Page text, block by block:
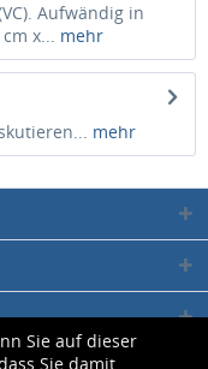
Sie auf dieser
Sie damit
Aufwändig in
x... mehr
mehr